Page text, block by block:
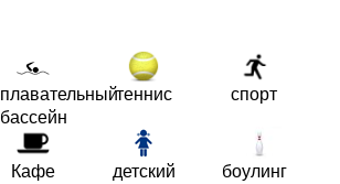
плавательный
бассейн
теннис спорт
Кафе
детский
боулинг